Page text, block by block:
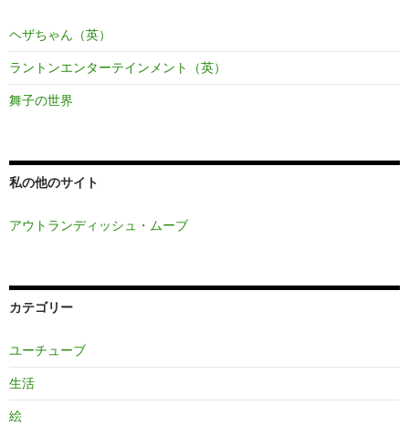
ヘザちゃん（英）
ラントンエンターテインメント（英）
舞子の世界
私の他のサイト
アウトランディッシュ・ムーブ
カテゴリー
ユーチューブ
生活
絵